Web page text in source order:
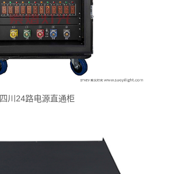
四川24路电源直通柜